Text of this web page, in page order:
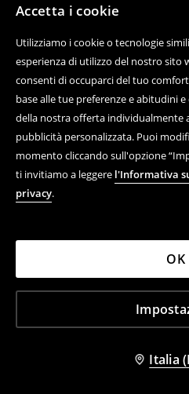
Accetta i cookie
Utilizziamo i cookie o tecnologie
esperienza di utilizzo del nostro sito
consenti di occuparci del tuo
base alle tue preferenze e abitudini
della nostra offerta individualmente
pubblicità personalizzata. Puoi
momento cliccando sull'opzione
ti invitiamo a leggere l'Informativa
privacy.
OK
Italia
12,99 EUR